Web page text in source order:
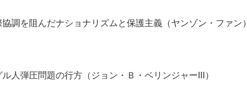
を阻んだナショナリズムと保護主義（ヤンゾン・ファン）
弾圧問題の行方（ジョン・Ｂ・ベリンジャーIII）